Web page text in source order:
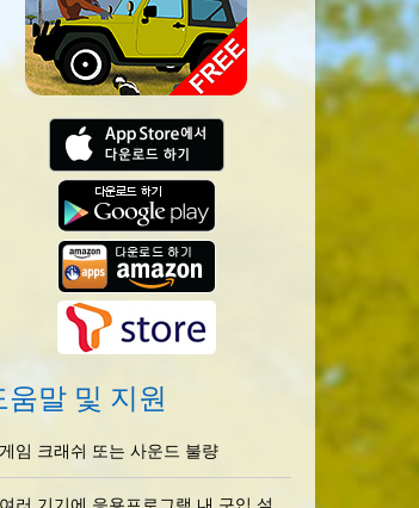
움말 및 지원
게임 크래쉬 또는 사운드 불량